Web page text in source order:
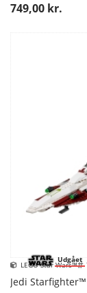
749,00 kr.
Udgået
LEGO Star Wars™
Jedi